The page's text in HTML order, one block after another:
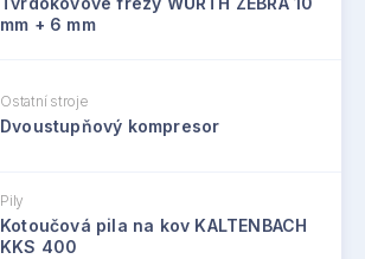
mm + 6 mm
Ostatní stroje
Dvoustupňový kompresor
Pily
Kotoučová pila na kov KALTENBACH
KKS 400